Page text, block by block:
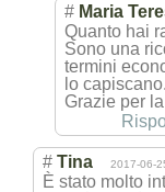
# Maria
Quanto hai
Sono una
termini
lo capiscano.
Grazie per
# Tina 2017-06-
È stato molto